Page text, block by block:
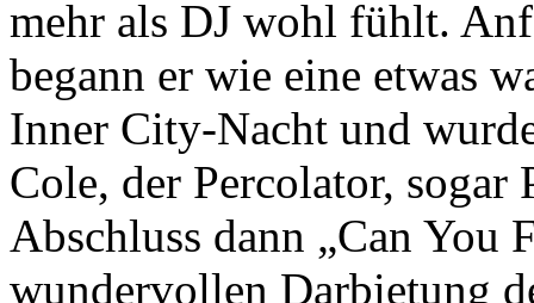
mehr als DJ wohl fühlt.
begann er wie eine etwas
Inner City-Nacht und
Cole, der Percolator,
Abschluss dann „Can You
wundervollen Darbietung